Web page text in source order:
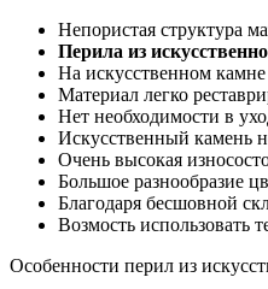
Непористая структура
Перила из
На искусственном
Материал легко
Нет необходимости в
Искусственный камень
Очень высокая
Большое разнообразие
Благодаря бесшовной
Возмость использовать
Особенности перил из